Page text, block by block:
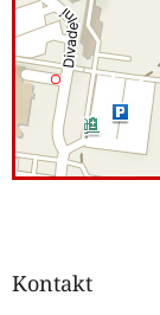
Kontakt